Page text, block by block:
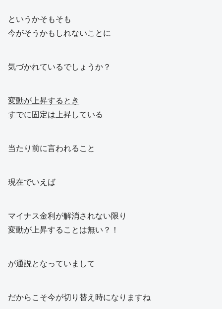
というかそもそも
今がそうかもしれないことに
気づかれているでしょうか？
変動が上昇するとき
すでに固定は上昇している
当たり前に言われること
現在でいえば
マイナス金利が解消されない限り
変動が上昇することは無い？！
が通説となっていまして
だからこそ今が切り替え時になりますね